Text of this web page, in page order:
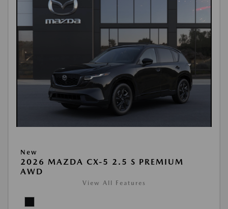
New
2026 MAZDA CX-5 2.5 S PREMIUM
AWD
View All Features